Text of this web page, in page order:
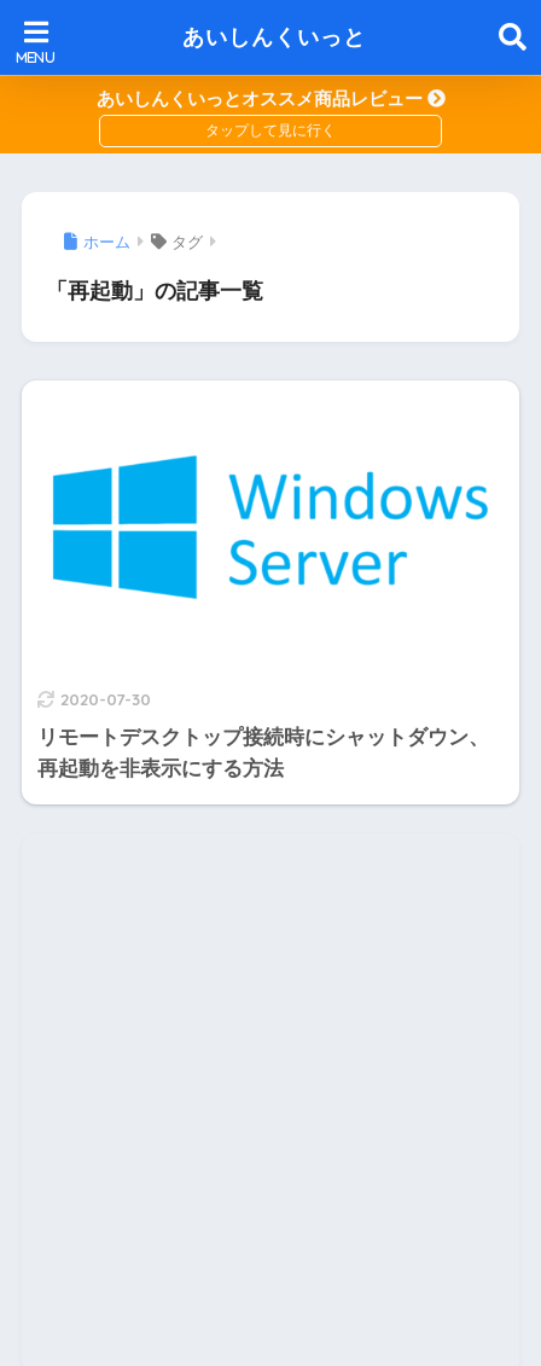
あいしんくいっと
あいしんくいっとオススメ商品レビュー
ホーム タグ
「再起動」の記事一覧
2020-07-30
リモートデスクトップ接続時にシャットダウン、
再起動を非表示にする方法